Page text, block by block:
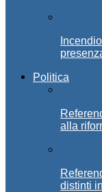
Politica
alla
distinti